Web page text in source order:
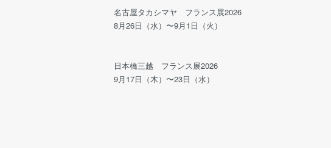
名古屋タカシマヤ フランス展2026
8月26日（水）〜9月1日（火）
日本橋三越 フランス展2026
9月17日（木）〜23日（水）